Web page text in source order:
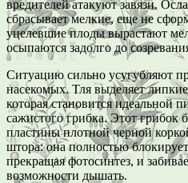
вредителей атакуют завязи.
сбрасывает мелкие, еще не
уцелевшие плоды вырастают
осыпаются задолго до
Ситуацию сильно усугубляют
насекомых. Тля выделяет
которая становится идеальной
сажистого грибка. Этот грибок
пластины плотной черной
штора: она полностью
прекращая фотосинтез, и
возможности дышать.